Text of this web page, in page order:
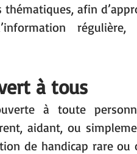
thématiques, afin
régulière,
à tous
à toute
aidant, ou
de handicap rare